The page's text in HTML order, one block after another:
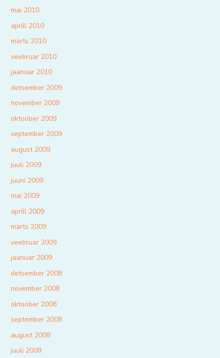
mai 2010
aprill 2010
märts 2010
veebruar 2010
jaanuar 2010
detsember 2009
november 2009
oktoober 2009
september 2009
august 2009
juuli 2009
juuni 2009
mai 2009
aprill 2009
märts 2009
veebruar 2009
jaanuar 2009
detsember 2008
november 2008
oktoober 2008
september 2008
august 2008
juuli 2008